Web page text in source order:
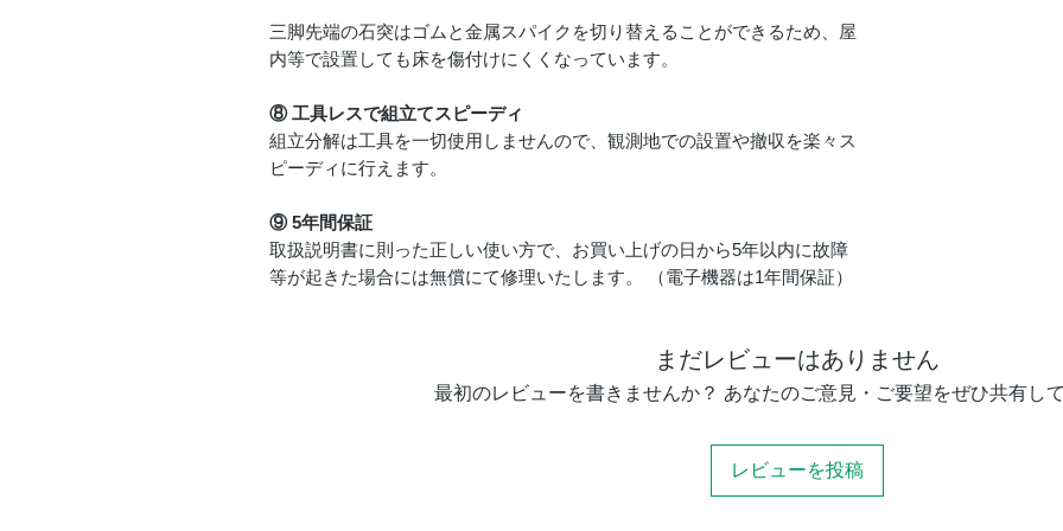
三脚先端の石突はゴムと金属スパイクを切り替えることができるため、屋
内等で設置しても床を傷付けにくくなっています。
⑧ 工具レスで組立てスピーディ
組立分解は工具を一切使用しませんので、観測地での設置や撤収を楽々ス
ピーディに行えます。
⑨ 5年間保証
取扱説明書に則った正しい使い方で、お買い上げの日から5年以内に故障
等が起きた場合には無償にて修理いたします。 （電子機器は1年間保証）
まだレビューはありません
最初のレビューを書きませんか？ あなたのご意見・ご要望をぜひ共有して
レビューを投稿